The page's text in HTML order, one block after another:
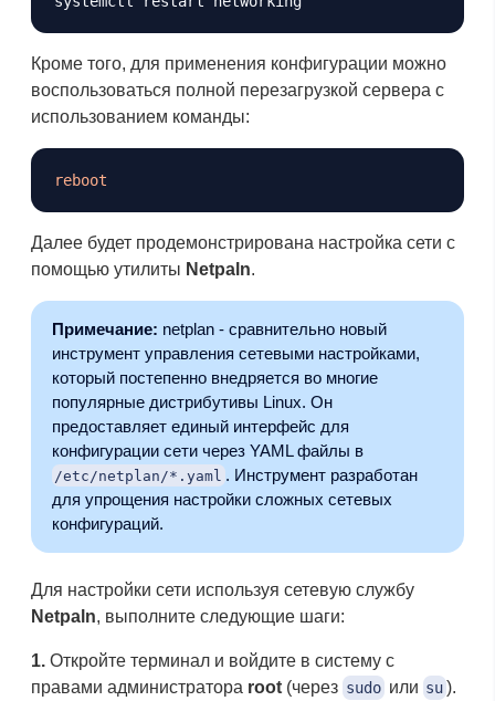
Кроме того, для применения конфигурации можно
воспользоваться полной перезагрузкой сервера с
использованием команды:
reboot
Далее будет продемонстрирована настройка сети с
помощью утилиты Netpaln.
Примечание: netplan - сравнительно новый
инструмент управления сетевыми настройками,
который постепенно внедряется во многие
популярные дистрибутивы Linux. Он
предоставляет единый интерфейс для
конфигурации сети через YAML файлы в
/etc/netplan/*.yaml . Инструмент разработан
для упрощения настройки сложных сетевых
конфигураций.
Для настройки сети используя сетевую службу
Netpaln, выполните следующие шаги:
1. Откройте терминал и войдите в систему с
правами администратора root (через sudo или su).